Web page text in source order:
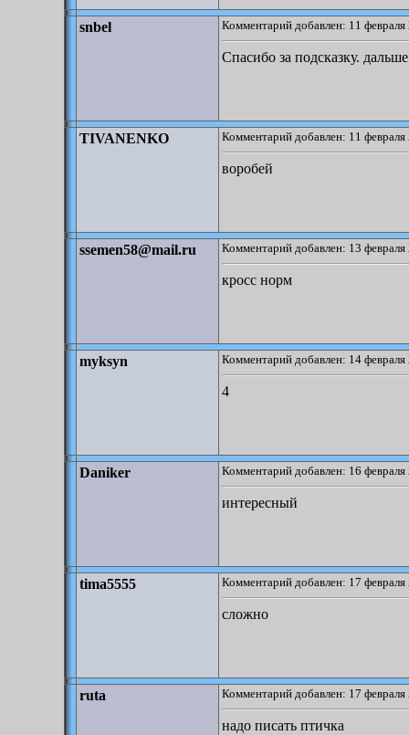
snbel Комментарий добавлен: 11
Спасибо за подсказку.
TIVANENKO Комментарий добавлен: 11
воробей
ssemen58@mail.ru Комментарий добавлен: 13
кросс норм
myksyn Комментарий добавлен: 14
4
Daniker Комментарий добавлен: 16
интересный
tima5555 Комментарий добавлен: 17
сложно
ruta Комментарий добавлен: 17
надо писать птичка